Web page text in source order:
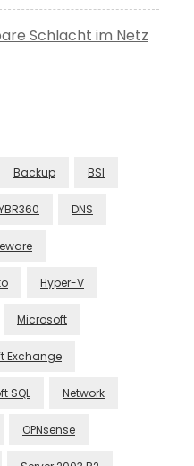
Schlacht im Netz
Backup BSI
DNS
Hyper-V
Microsoft
Exchange
SQL Network
OPNsense